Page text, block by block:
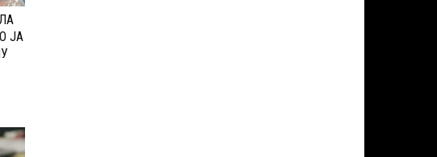
ЈА